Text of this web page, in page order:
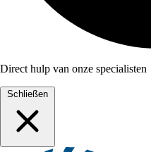
Direct hulp van onze specialisten
Schließen